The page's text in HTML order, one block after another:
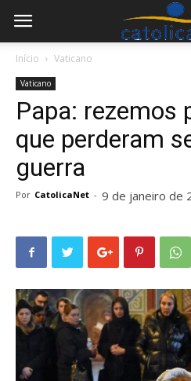
Início Vaticano
Vaticano
Papa: rezemos
que perderam
guerra
Por CatolicaNet - 9 de janeiro de